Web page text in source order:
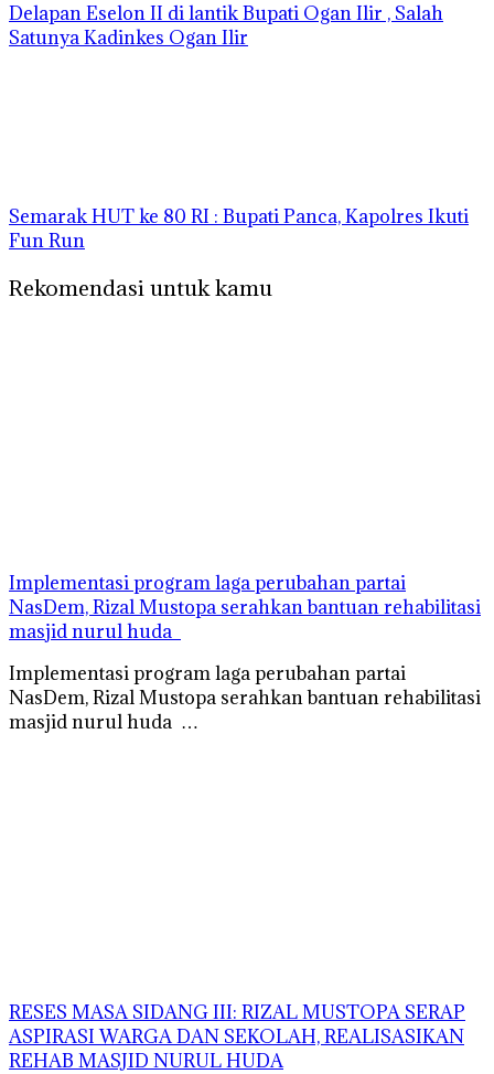
Delapan Eselon II di lantik Bupati Ogan Ilir , Salah
Satunya Kadinkes Ogan Ilir
Semarak HUT ke 80 RI : Bupati Panca, Kapolres Ikuti
Fun Run
Rekomendasi untuk kamu
Implementasi program laga perubahan partai
NasDem, Rizal Mustopa serahkan bantuan rehabilitasi
Implementasi program laga perubahan partai
NasDem, Rizal Mustopa serahkan bantuan rehabilitasi
masjid nurul huda …
RESES MASA SIDANG III: RIZAL MUSTOPA SERAP
ASPIRASI WARGA DAN SEKOLAH, REALISASIKAN
REHAB MASJID NURUL HUDA